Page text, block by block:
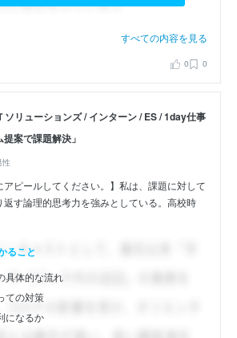
すべての内容を見る
0 0
ソリューションズ / インターン / ES / 1day仕事
案で課題解決」
性
アピールしてください。】私は、課題に対して
す論理的思考力を強みとしている。高校時
ること
具体的な流れ
ての対策
になるか